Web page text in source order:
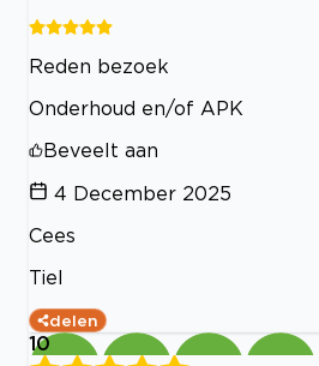
Reden bezoek
Onderhoud en/of APK
Beveelt aan
4 December 2025
Cees
Tiel
delen
10